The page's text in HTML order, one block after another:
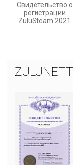
Свидетельство о
регистрации
ZuluSteam 2021